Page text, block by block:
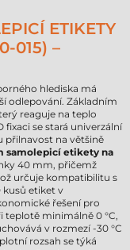
ETIKETY
015) –
hlediska má
odlepování. Základním
reaguje na teplo
fixaci se stará univerzální
přilnavost na většině
samolepicí etikety na
40 mm, přičemž
určuje kompatibilitu s
kusů etiket v
řešení pro
teplotě minimálně 0 °C,
v rozmezí -30 °C
rozsah se týká